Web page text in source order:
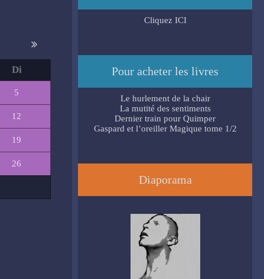
Di
5
12
19
26
Cliquez ICI
Pour acheter les livres
Le hurlement de la chair
La mutité des sentiments
Dernier train pour Quimper
Gaspard et l’oreiller Magique tome 1/2
Diaporama